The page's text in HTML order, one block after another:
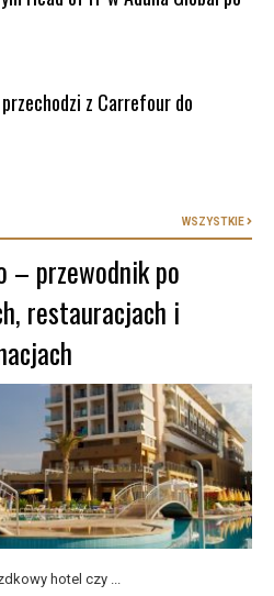
z Carrefour do
WSZYSTKIE
– przewodnik po
restauracjach i
hotel czy ...